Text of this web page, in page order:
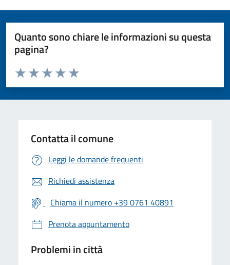
Quanto sono chiare le informazioni su questa
pagina?
Valuta da 1 a 5 stelle la pagina
Valuta 5 stelle su 5
Valuta 4 stelle su 5
Valuta 3 stelle su 5
Valuta 2 stelle su 5
Valuta 1 stelle su 5
Contatta il comune
Leggi le domande frequenti
Richiedi assistenza
Chiama il numero +39 0761 40891
Prenota appuntamento
Problemi in città